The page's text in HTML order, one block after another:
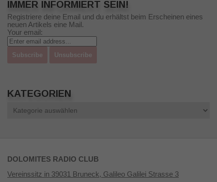
IMMER INFORMIERT SEIN!
Registriere deine Email und du erhältst beim Erscheinen eines
neuen Artikels eine Mail.
Your email:
KATEGORIEN
DOLOMITES RADIO CLUB
Vereinssitz in 39031 Bruneck, Galileo Galilei Strasse 3